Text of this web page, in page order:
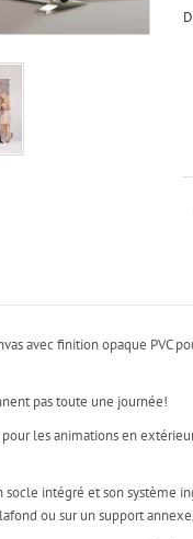
avec finition opaque PVC
pas toute une journée!
les animations en
intégré et son système
ou sur un support